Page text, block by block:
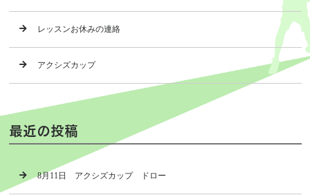
レッスンお休みの連絡
アクシズカップ
最近の投稿
8月11日 アクシズカップ ドロー